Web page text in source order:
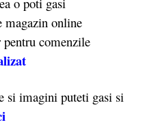
online
comenzile
imagini puteti gasi si